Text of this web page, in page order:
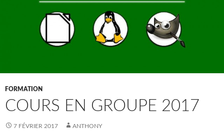
FORMATION
COURS EN GROUPE 2017
7 FÉVRIER 2017 ANTHONY